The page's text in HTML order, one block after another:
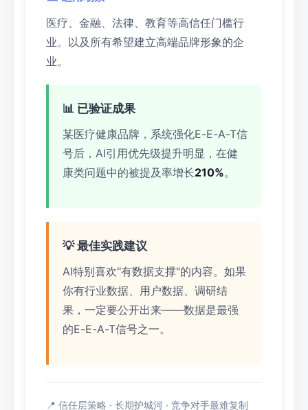
医疗、金融、法律、教育等高信任门槛行
业。以及所有希望建立高端品牌形象的企
业。
📊 已验证成果
某医疗健康品牌，系统强化E-E-A-T信
号后，AI引用优先级提升明显，在健
康类问题中的被提及率增长210%。
💡 最佳实践建议
AI特别喜欢"有数据支撑"的内容。如果
你有行业数据、用户数据、调研结
果，一定要公开出来——数据是最强
的E-E-A-T信号之一。
📍 信任层策略 · 长期护城河 · 竞争对手最难复制